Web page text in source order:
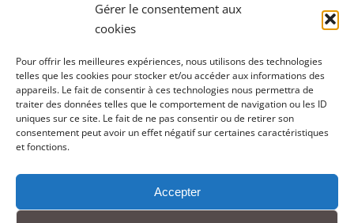
Gérer le consentement aux
cookies
Pour offrir les meilleures expériences, nous utilisons des technologies
telles que les cookies pour stocker et/ou accéder aux informations des
appareils. Le fait de consentir à ces technologies nous permettra de
traiter des données telles que le comportement de navigation ou les ID
uniques sur ce site. Le fait de ne pas consentir ou de retirer son
consentement peut avoir un effet négatif sur certaines caractéristiques
et fonctions.
Accepter
2 Rue Dame Pernette
Horaires
Lundi de 8h15 à 12h
Mardi de 8h15 à 12h
Mercredi 8h15 à 12h
Jeudi de 8h15 à 12h - 16h à 18h00
Tél.